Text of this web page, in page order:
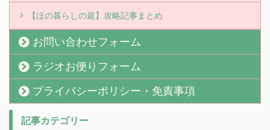
【ほの暮らしの庭】攻略記事まとめ
お問い合わせフォーム
ラジオお便りフォーム
プライバシーポリシー・免責事項
記事カテゴリー